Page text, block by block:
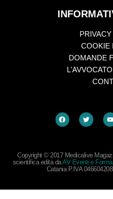
COOKIE
DOMANDE
Copyright © 2017 Medicalive
scientifica edita daAV Eventi e
Catania P.IVA